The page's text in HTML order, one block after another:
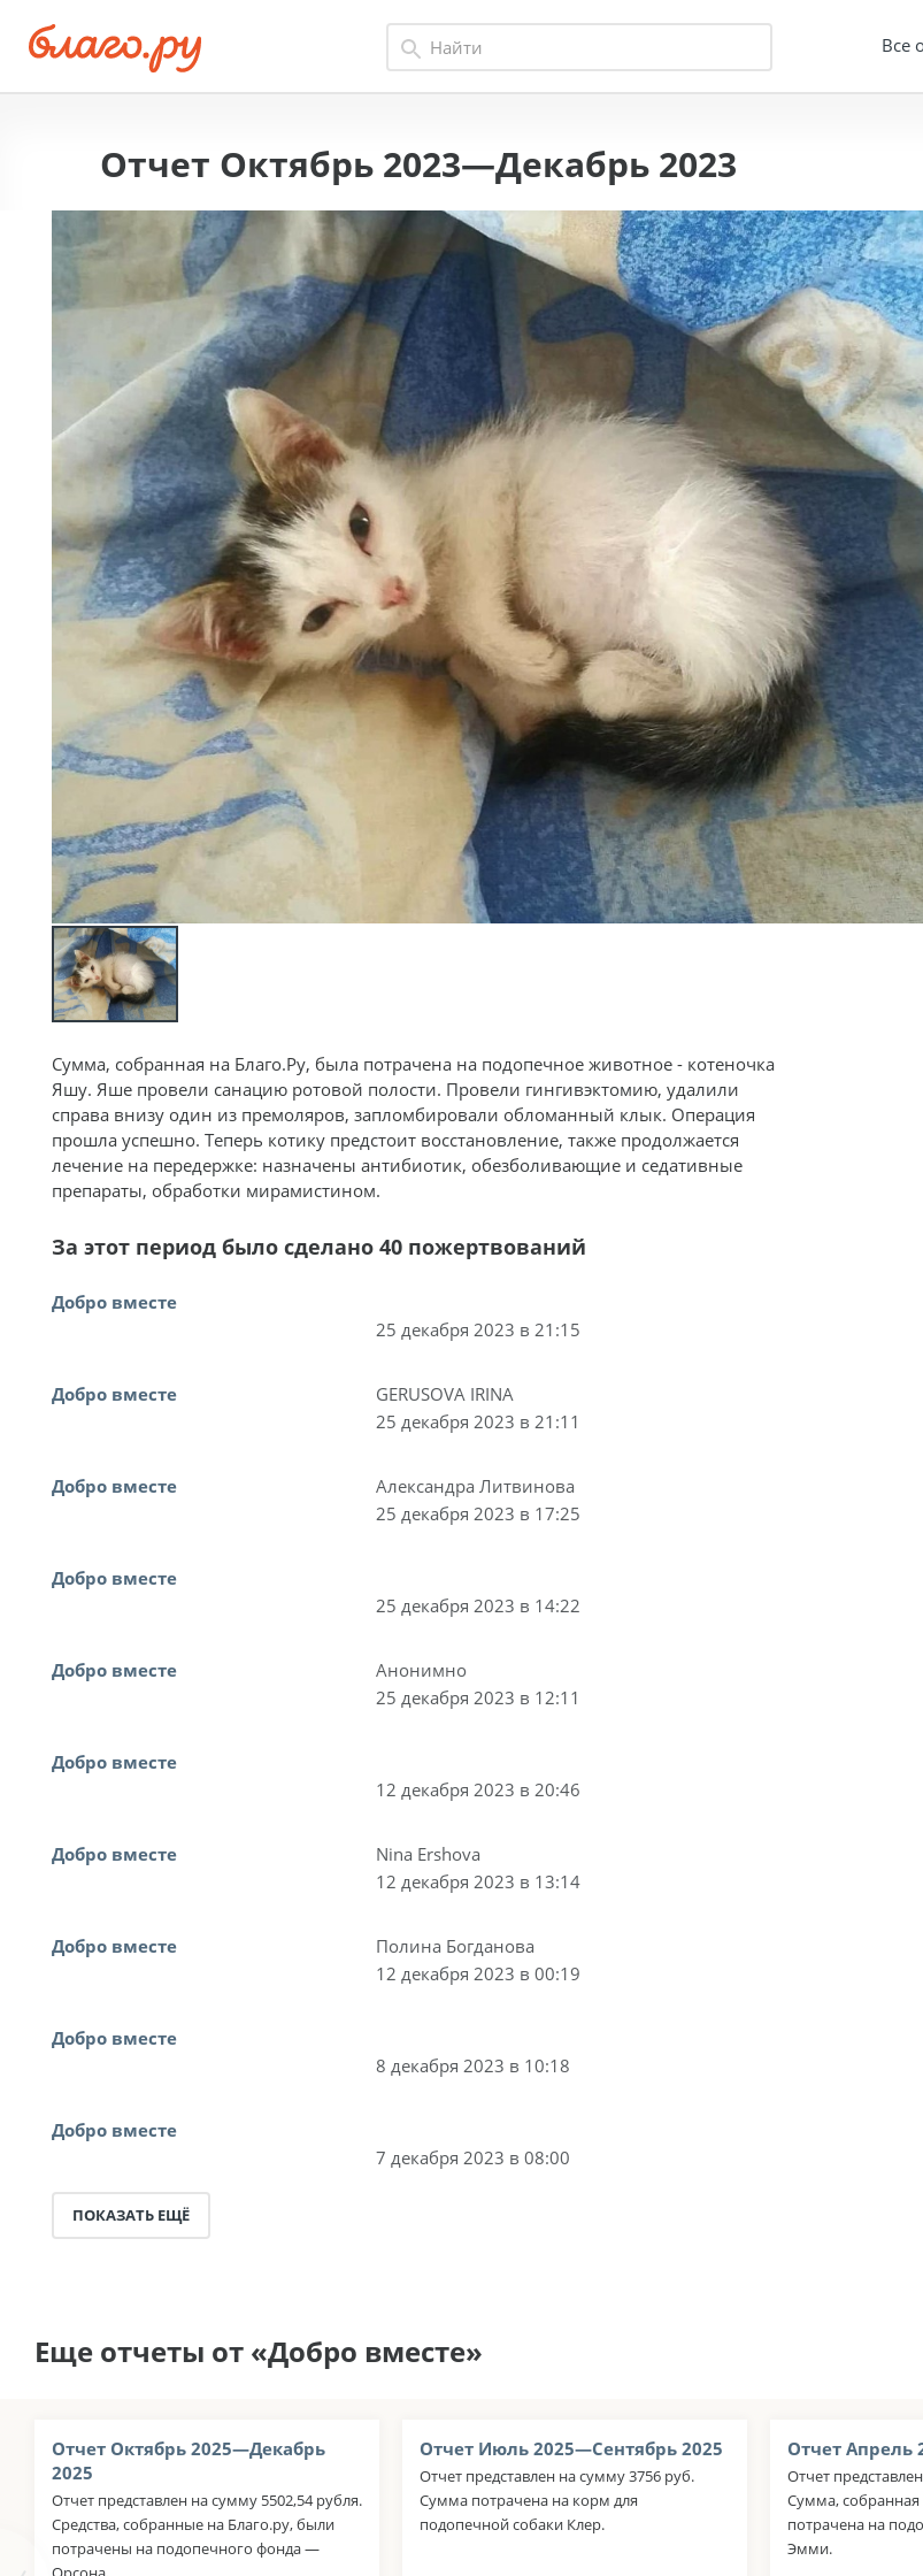
Все
Отчет Октябрь 2023—Декабрь 2023
Сумма, собранная на Благо.Ру, была потрачена на подопечное животное - котеночка
Яшу. Яше провели санацию ротовой полости. Провели гингивэктомию, удалили
справа внизу один из премоляров, запломбировали обломанный клык. Операция
прошла успешно. Теперь котику предстоит восстановление, также продолжается
лечение на передержке: назначены антибиотик, обезболивающие и седативные
препараты, обработки мирамистином.
За этот период было сделано 40 пожертвований
Добро вместе
25 декабря 2023 в 21:15
Добро вместе
GERUSOVA IRINA
25 декабря 2023 в 21:11
Добро вместе
Александра Литвинова
25 декабря 2023 в 17:25
Добро вместе
25 декабря 2023 в 14:22
Добро вместе
Анонимно
25 декабря 2023 в 12:11
Добро вместе
12 декабря 2023 в 20:46
Добро вместе
Nina Ershova
12 декабря 2023 в 13:14
Добро вместе
Полина Богданова
12 декабря 2023 в 00:19
Добро вместе
8 декабря 2023 в 10:18
Добро вместе
7 декабря 2023 в 08:00
ПОКАЗАТЬ ЕЩЁ
Еще отчеты от «Добро вместе»
Отчет Октябрь 2025—Декабрь
2025
Отчет представлен на сумму 5502,54 рубля.
Средства, собранные на Благо.ру, были
потрачены на подопечного фонда —
Отчет Июль 2025—Сентябрь 2025
Отчет представлен на сумму 3756 руб.
Сумма потрачена на корм для
подопечной собаки Клер.
Отчет Апрель
Отчет
Сумма, собранная
потрачена на
Эмми.